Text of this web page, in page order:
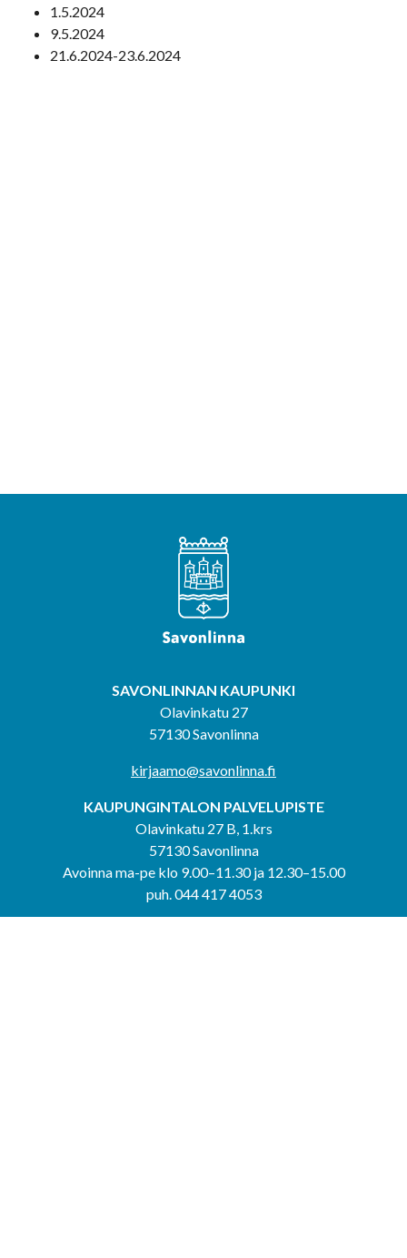
1.5.2024
9.5.2024
21.6.2024-23.6.2024
SAVONLINNAN KAUPUNKI
Olavinkatu 27
57130 Savonlinna
kirjaamo@savonlinna.fi
KAUPUNGINTALON PALVELUPISTE
Olavinkatu 27 B, 1.krs
57130 Savonlinna
Avoinna ma-pe klo 9.00–11.30 ja 12.30–15.00
puh. 044 417 4053